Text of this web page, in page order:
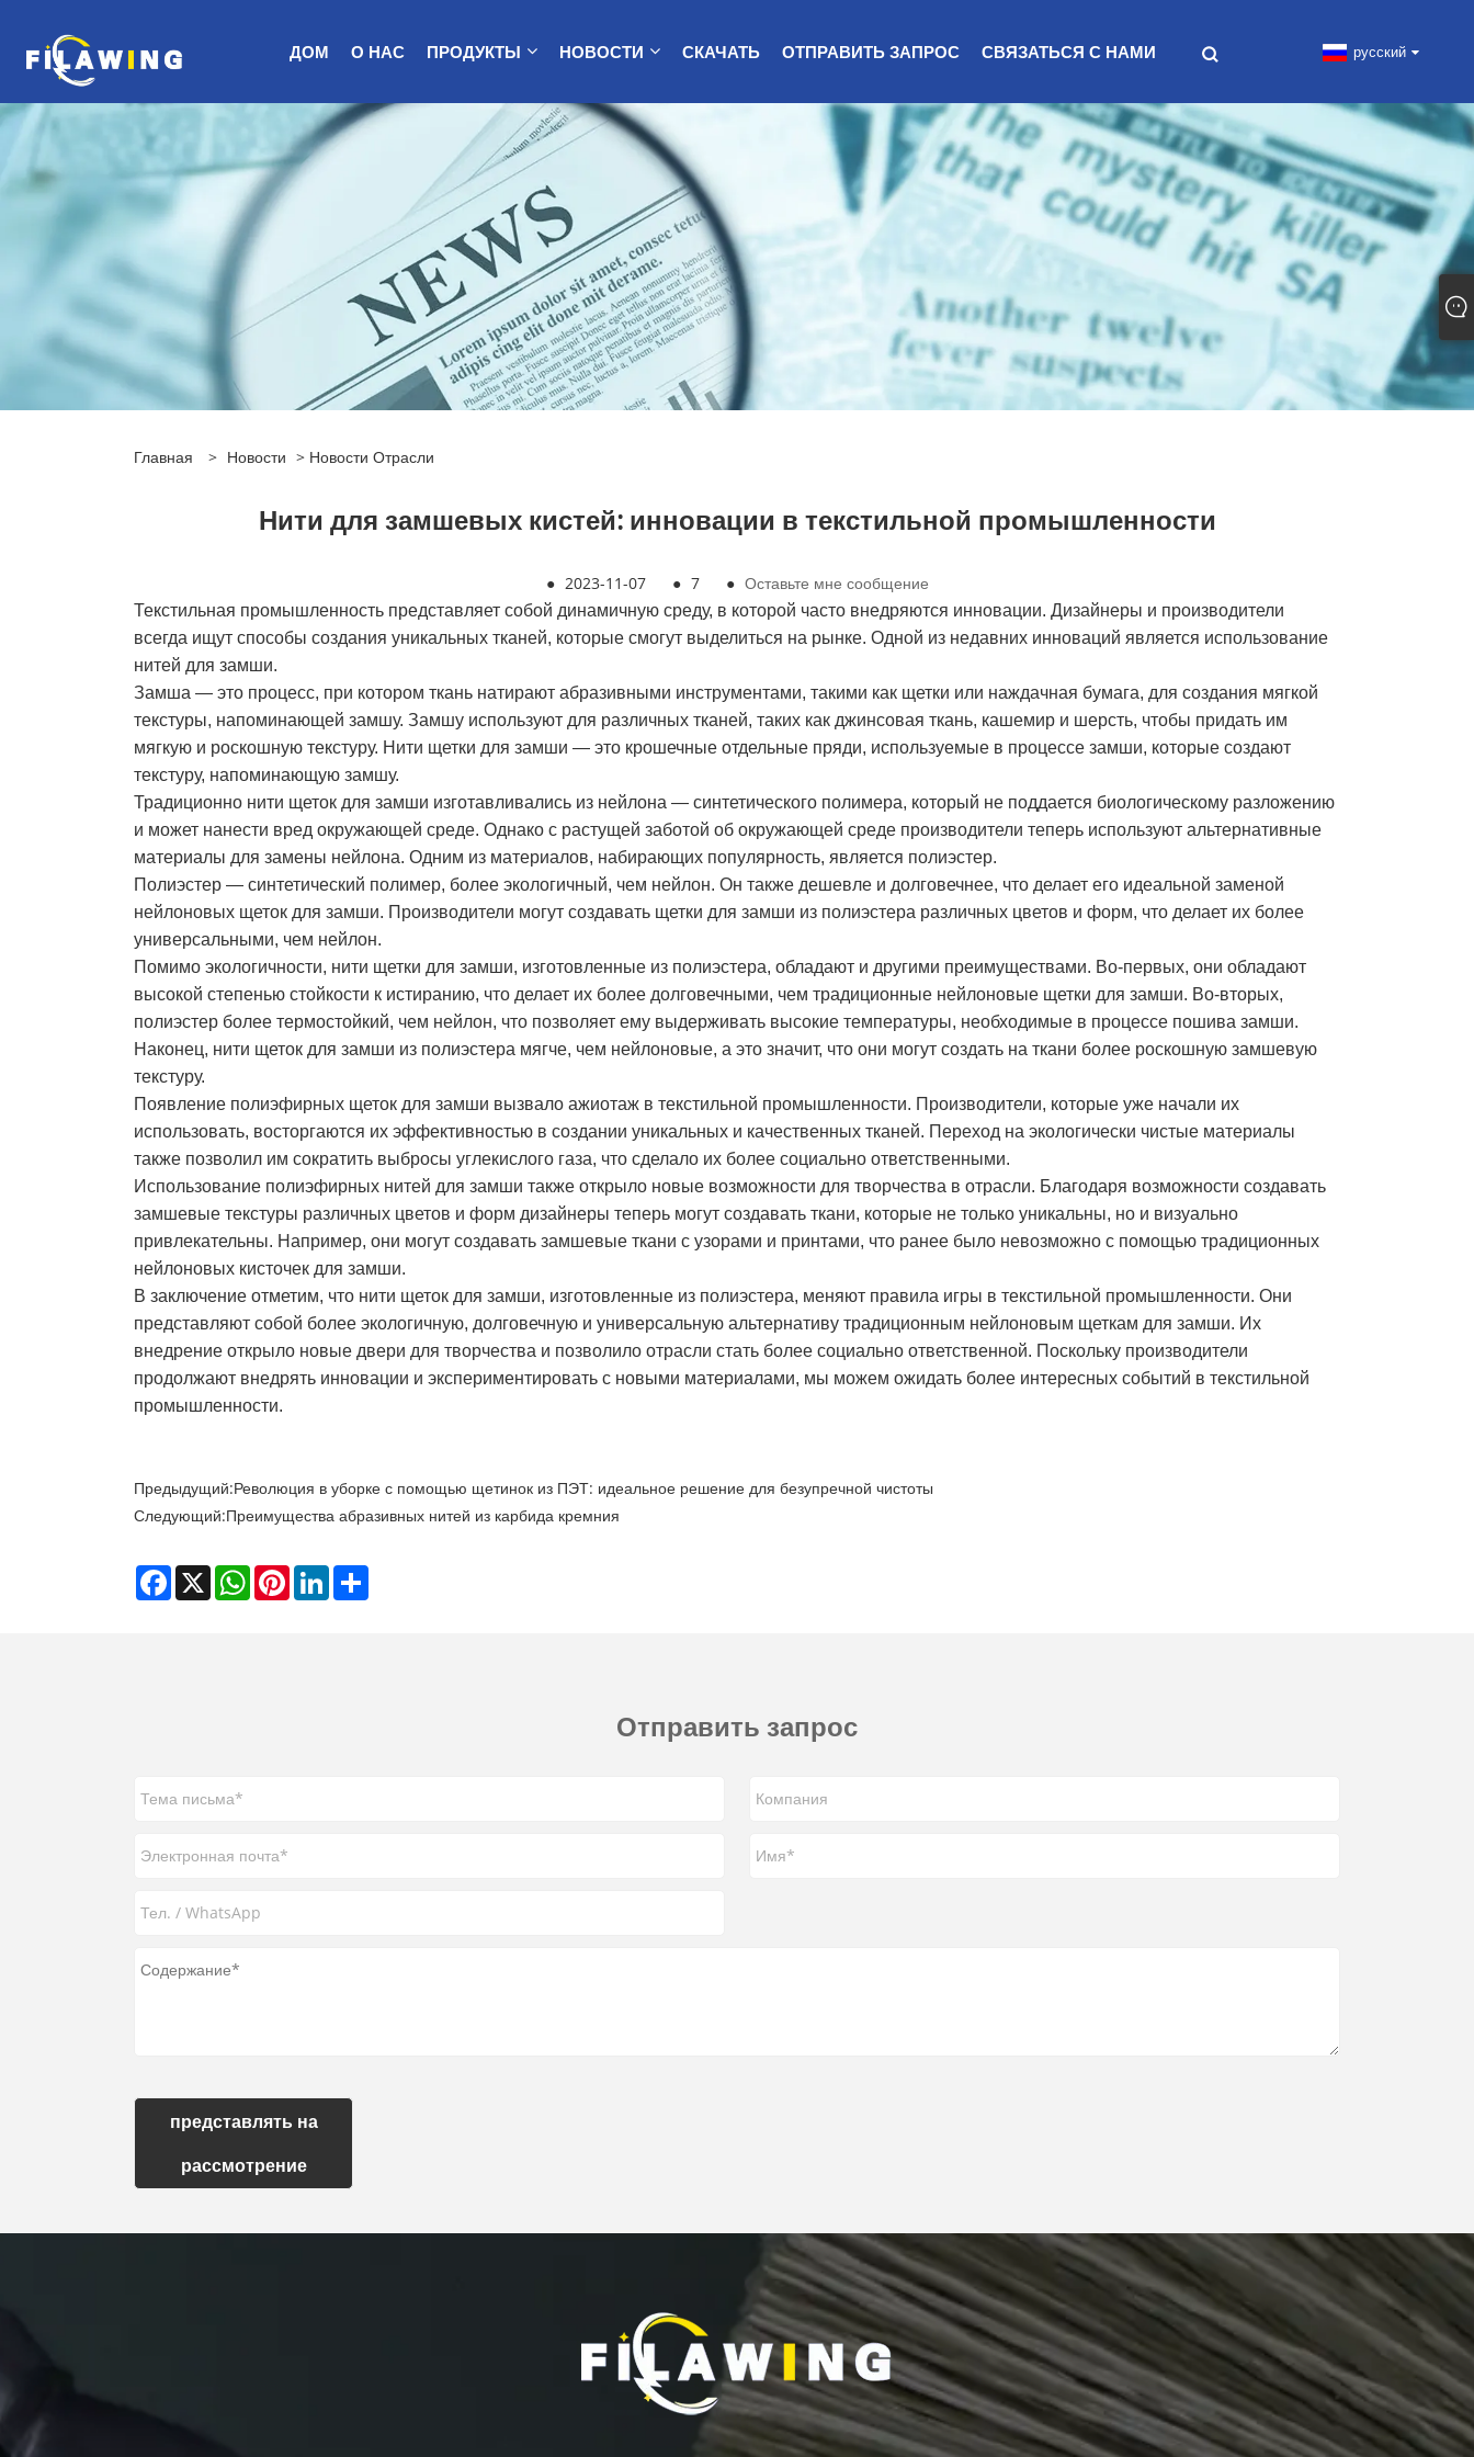
ДОМ О НАС ПРОДУКТЫ НОВОСТИ СКАЧАТЬ ОТПРАВИТЬ ЗАПРОС СВЯЗАТЬСЯ С НАМИ русский
Главная > Новости > Новости Отрасли
Нити для замшевых кистей: инновации в текстильной промышленности
● 2023-11-07 ● 7 ● Оставьте мне сообщение
Текстильная промышленность представляет собой динамичную среду, в которой часто внедряются инновации. Дизайнеры и производители
всегда ищут способы создания уникальных тканей, которые смогут выделиться на рынке. Одной из недавних инноваций является использование
нитей для замши.
Замша — это процесс, при котором ткань натирают абразивными инструментами, такими как щетки или наждачная бумага, для создания мягкой
текстуры, напоминающей замшу. Замшу используют для различных тканей, таких как джинсовая ткань, кашемир и шерсть, чтобы придать им
мягкую и роскошную текстуру. Нити щетки для замши — это крошечные отдельные пряди, используемые в процессе замши, которые создают
текстуру, напоминающую замшу.
Традиционно нити щеток для замши изготавливались из нейлона — синтетического полимера, который не поддается биологическому разложению
и может нанести вред окружающей среде. Однако с растущей заботой об окружающей среде производители теперь используют альтернативные
материалы для замены нейлона. Одним из материалов, набирающих популярность, является полиэстер.
Полиэстер — синтетический полимер, более экологичный, чем нейлон. Он также дешевле и долговечнее, что делает его идеальной заменой
нейлоновых щеток для замши. Производители могут создавать щетки для замши из полиэстера различных цветов и форм, что делает их более
универсальными, чем нейлон.
Помимо экологичности, нити щетки для замши, изготовленные из полиэстера, обладают и другими преимуществами. Во-первых, они обладают
высокой степенью стойкости к истиранию, что делает их более долговечными, чем традиционные нейлоновые щетки для замши. Во-вторых,
полиэстер более термостойкий, чем нейлон, что позволяет ему выдерживать высокие температуры, необходимые в процессе пошива замши.
Наконец, нити щеток для замши из полиэстера мягче, чем нейлоновые, а это значит, что они могут создать на ткани более роскошную замшевую
текстуру.
Появление полиэфирных щеток для замши вызвало ажиотаж в текстильной промышленности. Производители, которые уже начали их
использовать, восторгаются их эффективностью в создании уникальных и качественных тканей. Переход на экологически чистые материалы
также позволил им сократить выбросы углекислого газа, что сделало их более социально ответственными.
Использование полиэфирных нитей для замши также открыло новые возможности для творчества в отрасли. Благодаря возможности создавать
замшевые текстуры различных цветов и форм дизайнеры теперь могут создавать ткани, которые не только уникальны, но и визуально
привлекательны. Например, они могут создавать замшевые ткани с узорами и принтами, что ранее было невозможно с помощью традиционных
нейлоновых кисточек для замши.
В заключение отметим, что нити щеток для замши, изготовленные из полиэстера, меняют правила игры в текстильной промышленности. Они
представляют собой более экологичную, долговечную и универсальную альтернативу традиционным нейлоновым щеткам для замши. Их
внедрение открыло новые двери для творчества и позволило отрасли стать более социально ответственной. Поскольку производители
продолжают внедрять инновации и экспериментировать с новыми материалами, мы можем ожидать более интересных событий в текстильной
промышленности.
Предыдущий:Революция в уборке с помощью щетинок из ПЭТ: идеальное решение для безупречной чистоты
Следующий:Преимущества абразивных нитей из карбида кремния
Facebook
X WhatsAppPinterestLinkedIn
Отправить запрос
представлять на
рассмотрение